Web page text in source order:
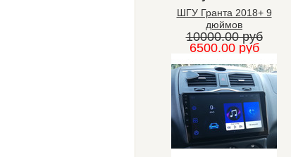
ШГУ Гранта 2018+ 9
дюймов
10000.00 руб
6500.00 руб